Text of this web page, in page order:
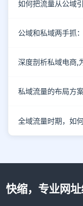
如何把流量从公域
深度剖析私域电商,
私域流量的布局方
快缩，专业网址